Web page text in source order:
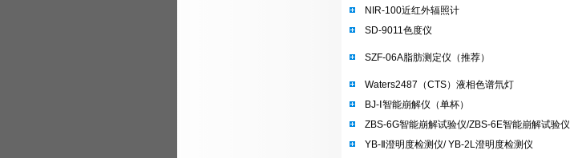
NIR-100近红外辐照计
SD-9011色度仪
SZF-06A脂肪测定仪（推荐）
Waters2487（CTS）液相色谱氘灯
BJ-Ⅰ智能崩解仪（单杯）
ZBS-6G智能崩解试验仪/ZBS-6E智能崩解试验仪
YB-Ⅱ澄明度检测仪/ YB-2L澄明度检测仪